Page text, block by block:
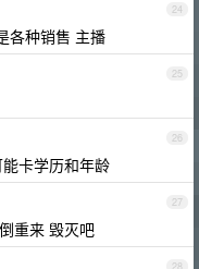
24
各种销售 主播
25
26
卡学历和年龄
27
重来 毁灭吧